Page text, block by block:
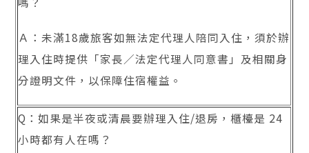
Ａ：未滿18歲旅客如無法定代理人陪同入住，須於辦
理入住時提供「家長／法定代理人同意書」及相關身
分證明文件，以保障住宿權益。
Q：如果是半夜或清晨要辦理入住/退房，櫃檯是 24
小時都有人在嗎？